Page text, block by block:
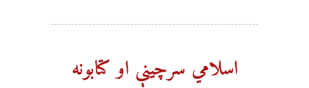
اسلامي سرچینې او کتابونه